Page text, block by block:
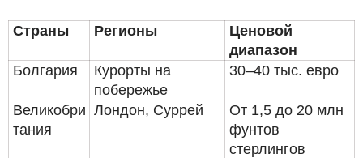
Страны Регионы
Ценовой
диапазон
Болгария
Курорты на
побережье
30–40 тыс. евро
Великобри
тания
Лондон, Суррей
От 1,5 до 20 млн
фунтов
стерлингов